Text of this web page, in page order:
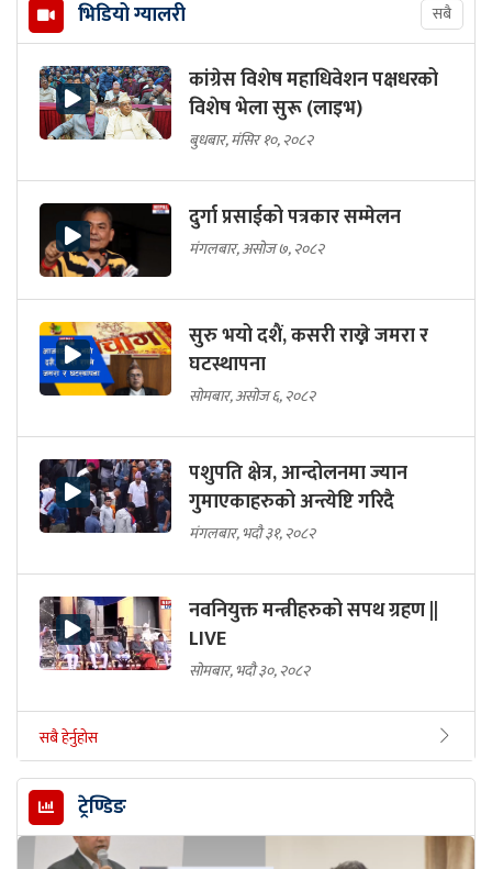
भिडियो ग्यालरी सबै
कांग्रेस विशेष महाधिवेशन पक्षधरको
विशेष भेला सुरू (लाइभ)
बुधबार, मंसिर १०, २०८२
दुर्गा प्रसाईको पत्रकार सम्मेलन
मंगलबार, असोज ७, २०८२
सुरु भयो दशैं, कसरी राख्ने जमरा र
घटस्थापना
सोमबार, असोज ६, २०८२
पशुपति क्षेत्र, आन्दोलनमा ज्यान
गुमाएकाहरुको अन्त्येष्टि गरिदै
मंगलबार, भदौ ३१, २०८२
नवनियुक्त मन्त्रीहरुको सपथ ग्रहण ||
LIVE
सोमबार, भदौ ३०, २०८२
सबै हेर्नुहोस
ट्रेण्डिङ